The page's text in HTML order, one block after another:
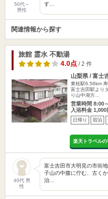
50代～
男性
す…
関連情報から探す
旅館 霊水 不動湯
4.0点/ 2 件
山梨県 / 富士
東桂駅6.56km
富士吉田駅より
り山中湖方…
営業時間 8:00
入浴料金 1,000
日帰り 宿泊
楽天トラベル
40代 男
性
富士吉田市大明見の市街
子山の中腹に佇む、古く
治…